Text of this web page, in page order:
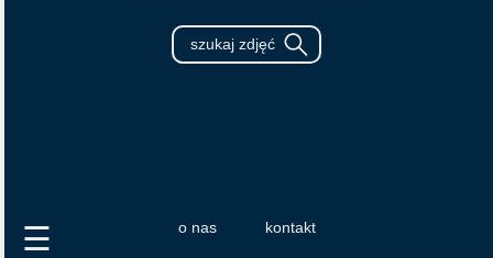
o nas kontakt
☰